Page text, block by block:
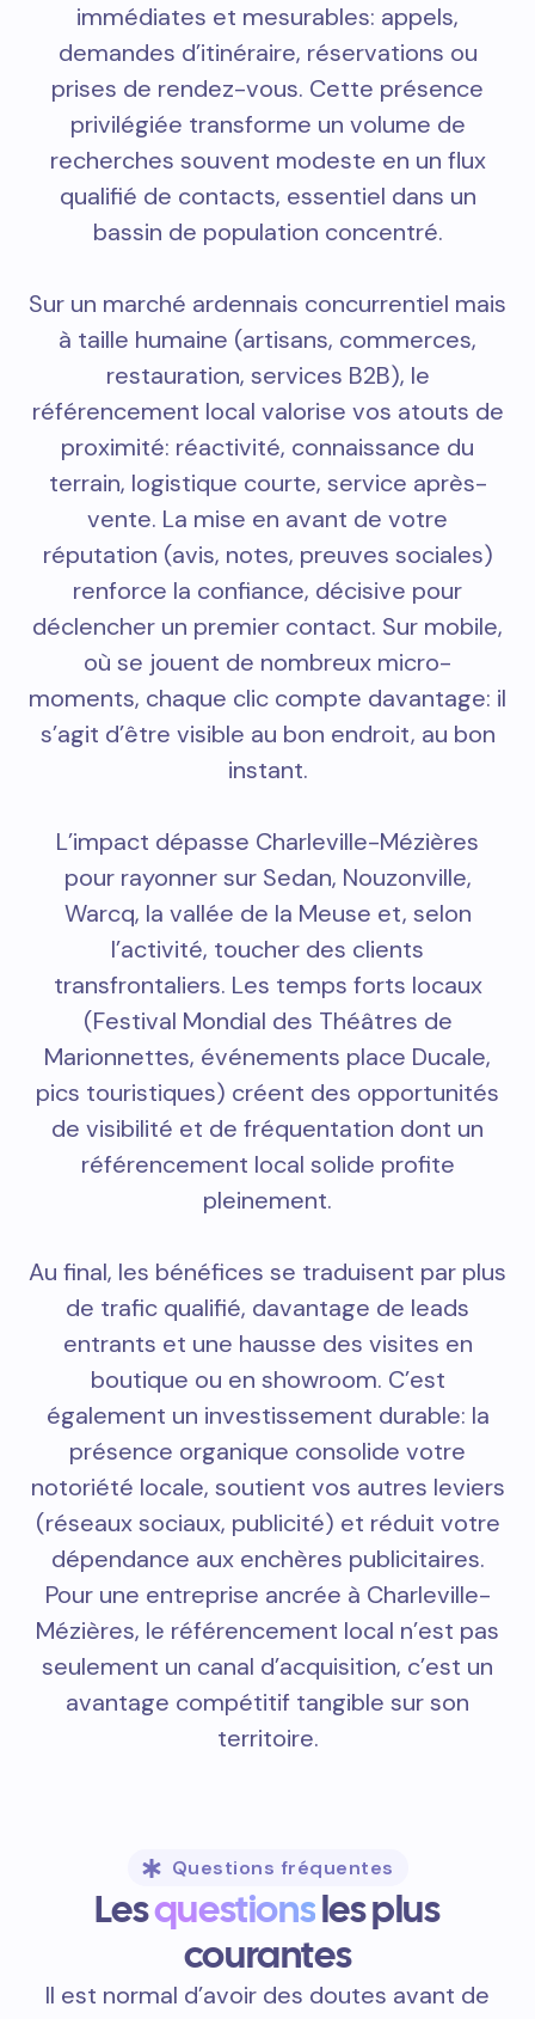
immédiates et mesurables: appels,
demandes d’itinéraire, réservations ou
prises de rendez-vous. Cette présence
privilégiée transforme un volume de
recherches souvent modeste en un flux
qualifié de contacts, essentiel dans un
bassin de population concentré.
Sur un marché ardennais concurrentiel mais
à taille humaine (artisans, commerces,
restauration, services B2B), le
référencement local valorise vos atouts de
proximité: réactivité, connaissance du
terrain, logistique courte, service après-
vente. La mise en avant de votre
réputation (avis, notes, preuves sociales)
renforce la confiance, décisive pour
déclencher un premier contact. Sur mobile,
où se jouent de nombreux micro-
moments, chaque clic compte davantage: il
s’agit d’être visible au bon endroit, au bon
instant.
L’impact dépasse Charleville-Mézières
pour rayonner sur Sedan, Nouzonville,
Warcq, la vallée de la Meuse et, selon
l’activité, toucher des clients
transfrontaliers. Les temps forts locaux
(Festival Mondial des Théâtres de
Marionnettes, événements place Ducale,
pics touristiques) créent des opportunités
de visibilité et de fréquentation dont un
référencement local solide profite
pleinement.
Au final, les bénéfices se traduisent par plus
de trafic qualifié, davantage de leads
entrants et une hausse des visites en
boutique ou en showroom. C’est
également un investissement durable: la
présence organique consolide votre
notoriété locale, soutient vos autres leviers
(réseaux sociaux, publicité) et réduit votre
dépendance aux enchères publicitaires.
Pour une entreprise ancrée à Charleville-
Mézières, le référencement local n’est pas
seulement un canal d’acquisition, c’est un
avantage compétitif tangible sur son
territoire.
Questions fréquentes
Lesquestionsles plus
courantes
Il est normal d’avoir des doutes avant de